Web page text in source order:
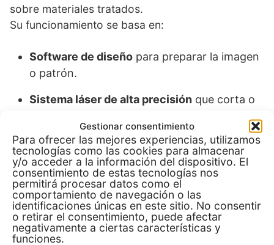
Gestionar consentimiento
Para ofrecer las mejores experiencias, utilizamos
tecnologías como las cookies para almacenar
y/o acceder a la información del dispositivo. El
consentimiento de estas tecnologías nos
permitirá procesar datos como el
comportamiento de navegación o las
identificaciones únicas en este sitio. No consentir
o retirar el consentimiento, puede afectar
negativamente a ciertas características y
funciones.
sobre materiales tratados.
Su funcionamiento se basa en:
Software de diseño para preparar la imagen
o patrón.
Sistema láser de alta precisión que corta o
Proceso de sublimaciónpara fijar la tinta o
el color con calor y presión, logrando
resultados permanentes.
Esta tecnología es ampliamente utilizada en
personalización de artículos, producción
industrial y creación de piezas decorativas.